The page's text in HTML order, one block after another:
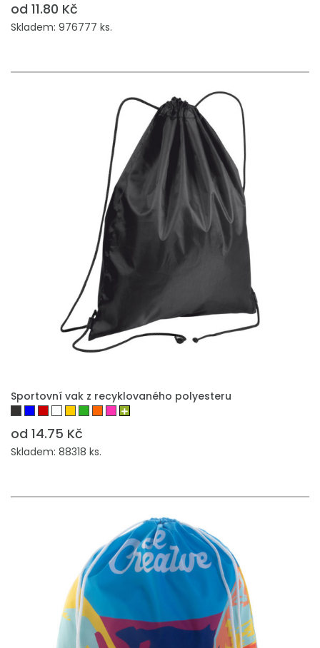
od 11.80 Kč
Skladem: 976777 ks.
PŘIDAT DO POPTÁVKY
Sportovní vak z recyklovaného polyesteru
od 14.75 Kč
Skladem: 88318 ks.